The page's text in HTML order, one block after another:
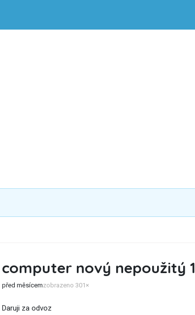
computer nový nepoužitý 1
před měsícemzobrazeno 301×
Daruji za odvoz